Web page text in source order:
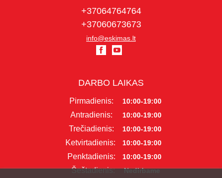
+37064764764
+37060673673
info@eskimas.lt
DARBO LAIKAS
Pirmadienis: 10:00-19:00
Antradienis: 10:00-19:00
Trečiadienis: 10:00-19:00
Ketvirtadienis: 10:00-19:00
Penktadienis: 10:00-19:00
Šeštadienis: Nedirbame